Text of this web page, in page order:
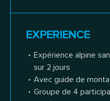
EXPERIENCE
Expérience alpine
sur 2 jours
Avec guide de
Groupe de 4